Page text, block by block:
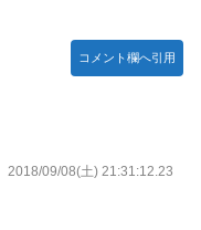
コメント欄へ引用
2018/09/08(土) 21:31:12.23